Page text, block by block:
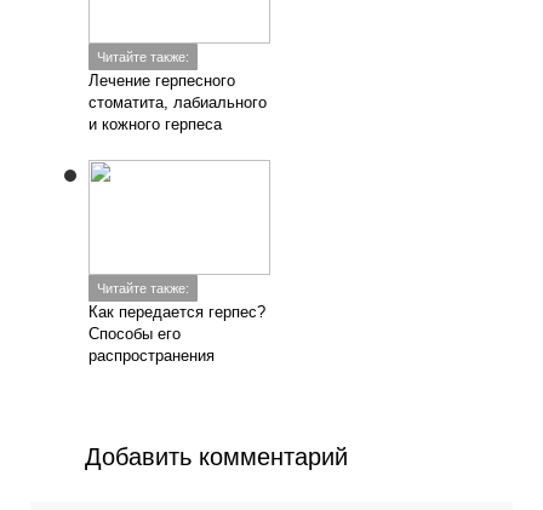
Читайте также:
Лечение герпесного
стоматита, лабиального
и кожного герпеса
Читайте также:
Как передается герпес?
Способы его
распространения
Добавить комментарий